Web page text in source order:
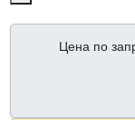
Цена по